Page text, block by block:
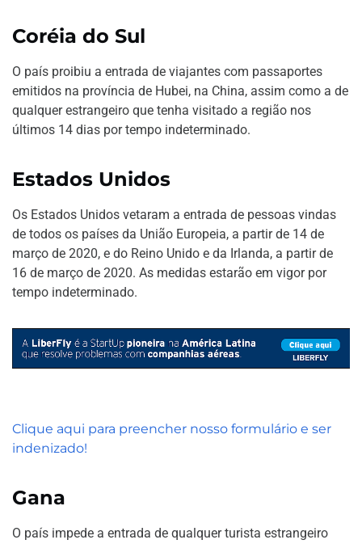
Coréia do Sul
O país proibiu a entrada de viajantes com passaportes
emitidos na província de Hubei, na China, assim como a de
qualquer estrangeiro que tenha visitado a região nos
últimos 14 dias por tempo indeterminado.
Estados Unidos
Os Estados Unidos vetaram a entrada de pessoas vindas
de todos os países da União Europeia, a partir de 14 de
março de 2020, e do Reino Unido e da Irlanda, a partir de
16 de março de 2020. As medidas estarão em vigor por
tempo indeterminado.
Clique aqui para preencher nosso formulário e ser
indenizado!
Gana
O país impede a entrada de qualquer turista estrangeiro